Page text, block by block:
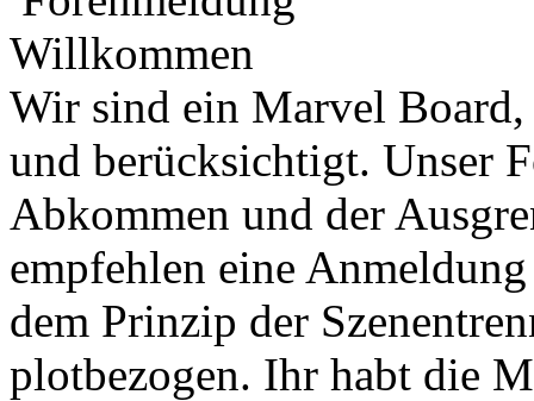
Willkommen
Wir sind ein Marvel
und berücksichtigt. Unser
Abkommen und der
empfehlen eine
dem Prinzip der
plotbezogen. Ihr habt die